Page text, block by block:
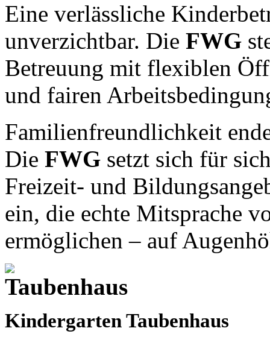
Eine verlässliche
unverzichtbar. Die FWG
Betreuung mit flexiblen
und fairen
Familienfreundlichkeit
Die FWG setzt sich für
Freizeit- und
ein, die echte Mitsprache
ermöglichen – auf
Kindergarten Taubenhaus